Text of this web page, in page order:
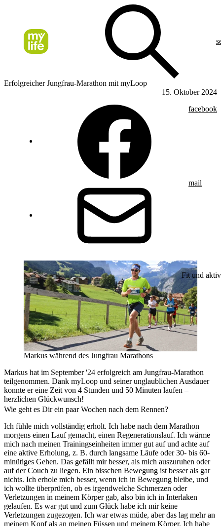
Erfolgreicher Jungfrau-Marathon mit myLoop
15. Oktober 2024
facebook
mail
Fit und aktiv
Markus während des Jungfrau Marathons
Markus hat im September '24 erfolgreich am Jungfrau-Marathon
teilgenommen. Dank myLoop und seiner unglaublichen Ausdauer
konnte er eine Zeit von 4 Stunden und 50 Minuten laufen –
herzlichen Glückwunsch!
Wie geht es Dir ein paar Wochen nach dem Rennen?
Ich fühle mich vollständig erholt. Ich habe nach dem Marathon
morgens einen Lauf gemacht, einen Regenerationslauf. Ich wärme
mich nach meinen Trainingseinheiten immer gut auf und achte auf
eine aktive Erholung, z. B. durch langsame Läufe oder 30- bis 60-
minütiges Gehen. Das gefällt mir besser, als mich auszuruhen oder
auf der Couch zu liegen. Ein bisschen Bewegung ist besser als gar
nichts. Ich erhole mich besser, wenn ich in Bewegung bleibe, und
ich wollte überprüfen, ob es irgendwelche Schmerzen oder
Verletzungen in meinem Körper gab, also bin ich in Interlaken
gelaufen. Es war gut und zum Glück habe ich mir keine
Verletzungen zugezogen. Ich war etwas müde, aber das lag mehr an
meinem Kopf als an meinen Füssen und meinem Körper. Ich habe